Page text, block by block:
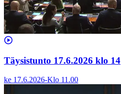
Täysistunto 17.6.2026 klo 14
ke 17.6.2026-Klo 11.00